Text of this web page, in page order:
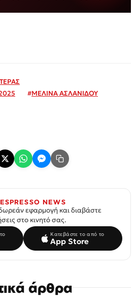
#ΜΕΛΙΝΑ ΑΣΛΑΝΙΔΟΥ
NEWS
εφαρμογή και διαβάστε
στο κινητό σας.
Κατεβάστε το από το
App Store
άρθρα